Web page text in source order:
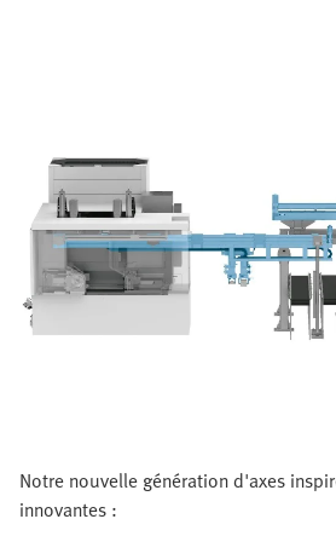
Notre nouvelle génération d'axes
innovantes :